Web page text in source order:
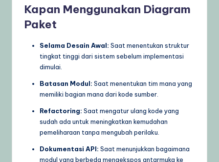
Kapan Menggunakan Diagram
Paket
Selama Desain Awal: Saat menentukan struktur
tingkat tinggi dari sistem sebelum implementasi
dimulai.
Batasan Modul: Saat menentukan tim mana yang
memiliki bagian mana dari kode sumber.
Refactoring: Saat mengatur ulang kode yang
sudah ada untuk meningkatkan kemudahan
pemeliharaan tanpa mengubah perilaku.
Dokumentasi API: Saat menunjukkan bagaimana
modul yang berbeda mengekspos antarmuka ke